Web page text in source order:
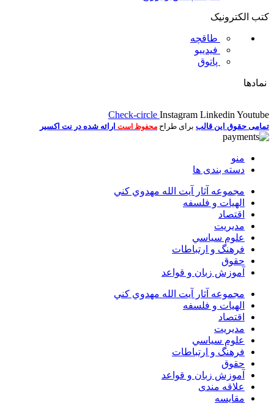
کتب الکترونیک
طاقچه
فیدیبو
پاتوق
نمادها
Check-circle Instagram Linkedin Youtube
تمامی حقوق این قالب برای طراح محفوظ است ارائه شده در نت اکسیر
منو
دسته بندی ها
مجموعه آثار آيت الله مهدوي كني
الهیات و فلسفه
اقتصاد
مديريت
علوم سياسي
فرهنگ و ارتباطات
حقوق
آموزش زبان و قواعد
مجموعه آثار آيت الله مهدوي كني
الهیات و فلسفه
اقتصاد
مديريت
علوم سياسي
فرهنگ و ارتباطات
حقوق
آموزش زبان و قواعد
علاقه مندی
مقایسه